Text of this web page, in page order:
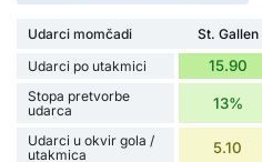
Udarci momčadi St. Gallen
Udarci po utakmici
15.90
Stopa pretvorbe
udarca
13%
Udarci u okvir gola /
utakmica
5.10